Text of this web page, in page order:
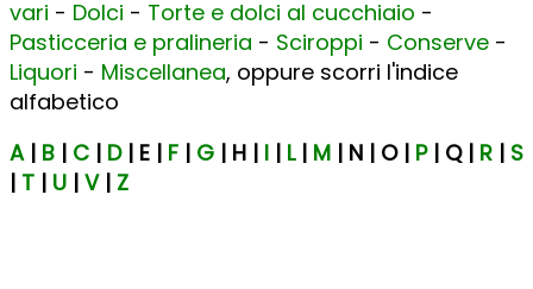
vari - Dolci - Torte e dolci al cucchiaio -
Pasticceria e pralineria - Sciroppi - Conserve-
Liquori - Miscellanea, oppure scorri l'indice
alfabetico
A| B| C| D| E | F| G| H | I| L| M| N | O | P| Q | R| S
| T| U| V| Z